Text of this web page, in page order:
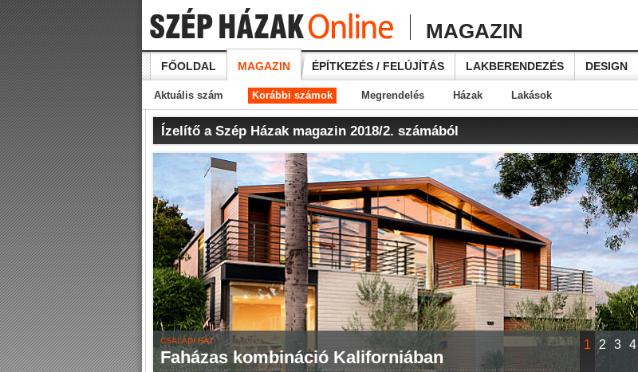
MAGAZIN
FŐOLDAL MAGAZIN ÉPÍTKEZÉS / FELÚJÍTÁS LAKBERENDEZÉS DESIGN
Aktuális szám Korábbi számok Megrendelés Házak Lakások
Ízelítő a Szép Házak magazin 2018/2. számából
CSALÁDI HÁZ
Faházas kombináció Kaliforniában
1 2 3 4